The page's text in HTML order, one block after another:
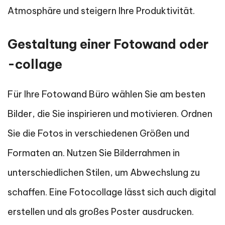
Atmosphäre und steigern Ihre Produktivität.
Gestaltung einer Fotowand oder
-collage
Für Ihre Fotowand Büro wählen Sie am besten
Bilder, die Sie inspirieren und motivieren. Ordnen
Sie die Fotos in verschiedenen Größen und
Formaten an. Nutzen Sie Bilderrahmen in
unterschiedlichen Stilen, um Abwechslung zu
schaffen. Eine Fotocollage lässt sich auch digital
erstellen und als großes Poster ausdrucken.